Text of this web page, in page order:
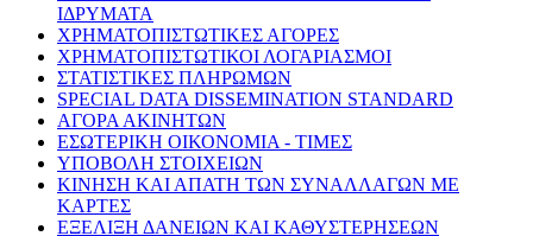
ΙΔΡΥΜΑΤΑ
ΧΡΗΜΑΤΟΠΙΣΤΩΤΙΚΕΣ ΑΓΟΡΕΣ
ΧΡΗΜΑΤΟΠΙΣΤΩΤΙΚΟΙ ΛΟΓΑΡΙΑΣΜΟΙ
ΣΤΑΤΙΣΤΙΚΕΣ ΠΛΗΡΩΜΩΝ
SPECIAL DATA DISSEMINATION STANDARD
ΑΓΟΡΑ ΑΚΙΝΗΤΩΝ
ΕΣΩΤΕΡΙΚΗ ΟΙΚΟΝΟΜΙΑ - ΤΙΜΕΣ
ΥΠΟΒΟΛΗ ΣΤΟΙΧΕΙΩΝ
ΚΙΝΗΣΗ ΚΑΙ ΑΠΑΤΗ ΤΩΝ ΣΥΝΑΛΛΑΓΩΝ ΜΕ
ΚΑΡΤΕΣ
ΕΞΕΛΙΞΗ ΔΑΝΕΙΩΝ ΚΑΙ ΚΑΘΥΣΤΕΡΗΣΕΩΝ